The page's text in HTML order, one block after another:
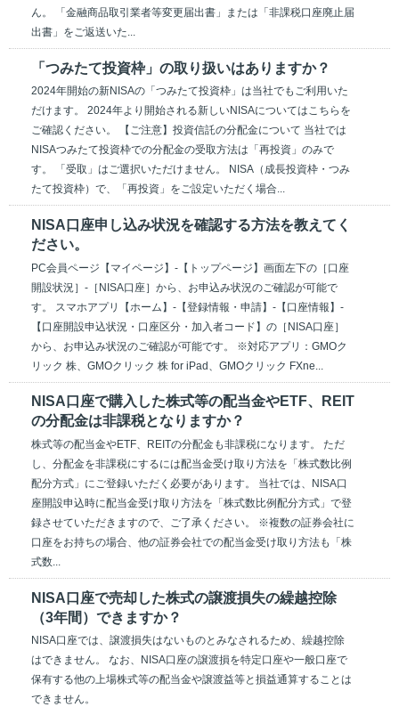
ん。 「金融商品取引業者等変更届出書」または「非課税口座廃止届
出書」をご返送いた...
「つみたて投資枠」の取り扱いはありますか？
2024年開始の新NISAの「つみたて投資枠」は当社でもご利用いた
だけます。 2024年より開始される新しいNISAについてはこちらを
ご確認ください。 【ご注意】投資信託の分配金について 当社では
NISAつみたて投資枠での分配金の受取方法は「再投資」のみで
す。 「受取」はご選択いただけません。 NISA（成長投資枠・つみ
たて投資枠）で、「再投資」をご設定いただく場合...
NISA口座申し込み状況を確認する方法を教えてく
ださい。
PC会員ページ【マイページ】-【トップページ】画面左下の［口座
開設状況］-［NISA口座］から、お申込み状況のご確認が可能で
す。 スマホアプリ【ホーム】-【登録情報・申請】-【口座情報】-
【口座開設申込状況・口座区分・加入者コード】の［NISA口座］
から、お申込み状況のご確認が可能です。 ※対応アプリ：GMOク
リック 株、GMOクリック 株 for iPad、GMOクリック FXne...
NISA口座で購入した株式等の配当金やETF、REIT
の分配金は非課税となりますか？
株式等の配当金やETF、REITの分配金も非課税になります。 ただ
し、分配金を非課税にするには配当金受け取り方法を「株式数比例
配分方式」にご登録いただく必要があります。 当社では、NISA口
座開設申込時に配当金受け取り方法を「株式数比例配分方式」で登
録させていただきますので、ご了承ください。 ※複数の証券会社に
口座をお持ちの場合、他の証券会社での配当金受け取り方法も「株
式数...
NISA口座で売却した株式の譲渡損失の繰越控除
（3年間）できますか？
NISA口座では、譲渡損失はないものとみなされるため、繰越控除
はできません。 なお、NISA口座の譲渡損を特定口座や一般口座で
保有する他の上場株式等の配当金や譲渡益等と損益通算することは
できません。